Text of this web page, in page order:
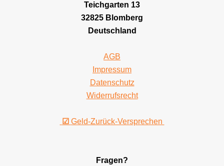
Teichgarten 13
32825 Blomberg
Deutschland
AGB
Impressum
Datenschutz
Widerrufsrecht
☑ Geld-Zurück-Versprechen
Fragen?